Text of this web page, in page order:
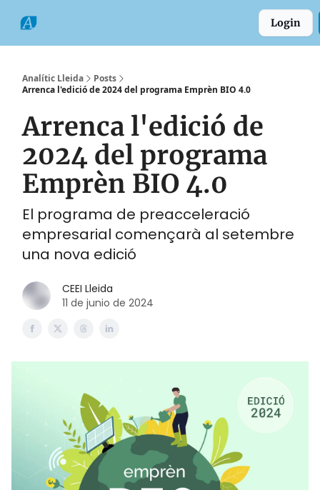
Login
Analític Lleida
Posts
Arrenca l'edició de 2024 del programa Emprèn BIO 4.0
Arrenca l'edició de
2024 del programa
Emprèn BIO 4.0
El programa de preacceleració
empresarial començarà al setembre
una nova edició
CEEI Lleida
11 de junio de 2024